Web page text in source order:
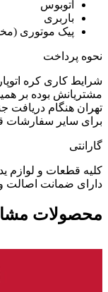
اتوبوس
باربری
پیک موتوری
نحوه پرداخت
شرایط کاری کره
مشتریانش بوده بر
تهران هنگام دریافت
برای سایر سفارشات
گارانتی
کلیه قطعات و لوازم
دارای ضمانت اصالت
محصولات